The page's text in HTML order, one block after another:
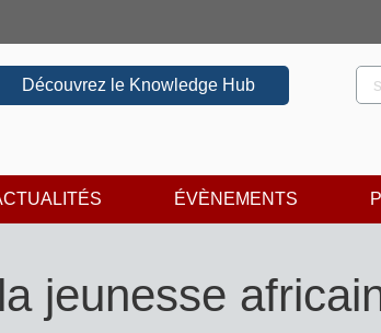
Découvrez le Knowledge Hub
ÉVÈNEMENTS
jeunesse